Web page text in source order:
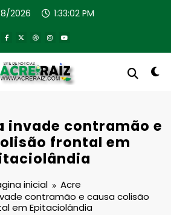
2026 1:33:02 PM
invade contramão e
frontal em
inicial
Acre
contramão e causa colisão
em Epitaciolândia